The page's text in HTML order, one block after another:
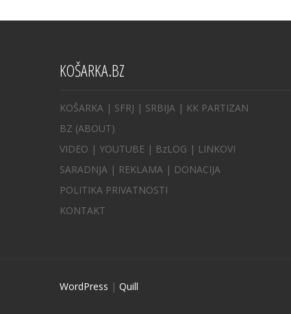
KOŠARKA.BZ
KOŠARKA | SFRJ | SRBIJA | KK PARTIZAN
BZ (ABOUT)
VIDEO | YOUTUBE | BzLOG | LINKOVI
SARADNJA | REKLAMA | DONACIJA
POLITIKA PRIVATNOSTI
KONTAKT
WordPress | Quill